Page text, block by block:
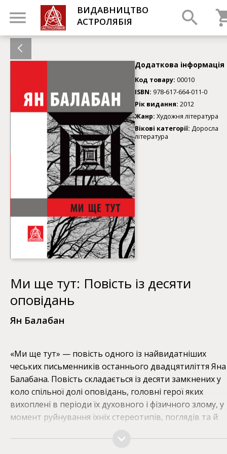
ВИДАВНИЦТВО
АСТРОЛЯБІЯ
Додаткова інформація
Код товару: 00010
ISBN: 978-617-664-011-0
Рік видання: 2012
Жанр: Художня література
Вікові категорії: Доросла
література
Ми ще тут: Повість із десяти
оповідань
Ян Балабан
«Ми ще тут» — повість одного із найвидатніших
чеських письменників останнього двадцятиліття Яна
Балабана. Повість складається із десяти замкнених у
коло спільної долі оповідань, головні герої яких
вихоплені в періоди їх духовного і фізичного злому, у
момент руйнування їхніх стереотипів, поглядів та й
автор прагне знайти коріння кожної людської